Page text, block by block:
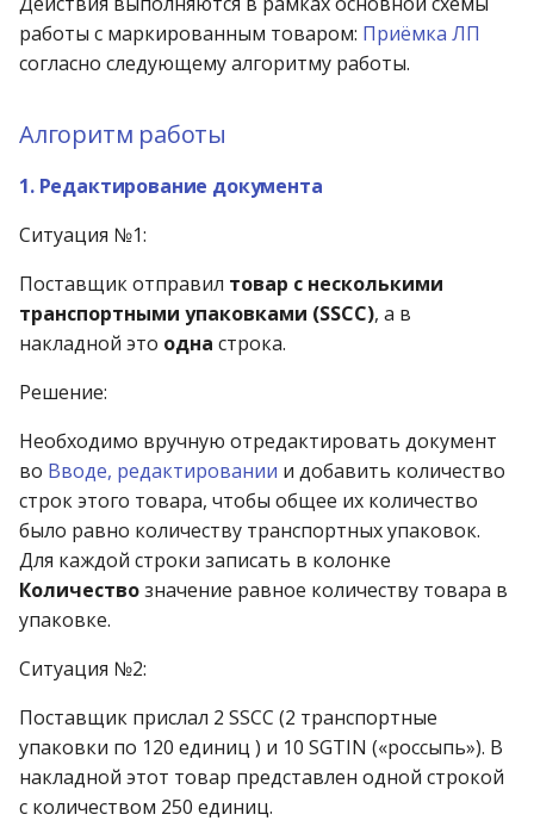
работы с маркированным товаром: Приёмка ЛП
согласно следующему алгоритму работы.
Алгоритм работы
1. Редактирование документа
Ситуация №1:
Поставщик отправил товар с несколькими
транспортными упаковками (SSCC), а в
накладной это одна строка.
Решение:
Необходимо вручную отредактировать документ
во Вводе, редактировании и добавить количество
строк этого товара, чтобы общее их количество
было равно количеству транспортных упаковок.
Для каждой строки записать в колонке
Количествозначение равное количеству товара в
упаковке.
Ситуация №2:
Поставщик прислал 2 SSCC (2 транспортные
упаковки по 120 единиц ) и 10 SGTIN («россыпь»). В
накладной этот товар представлен одной строкой
с количеством 250 единиц.